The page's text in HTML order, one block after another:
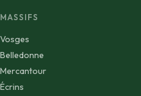
MASSIFS
Vosges
Belledonne
Mercantour
Écrins